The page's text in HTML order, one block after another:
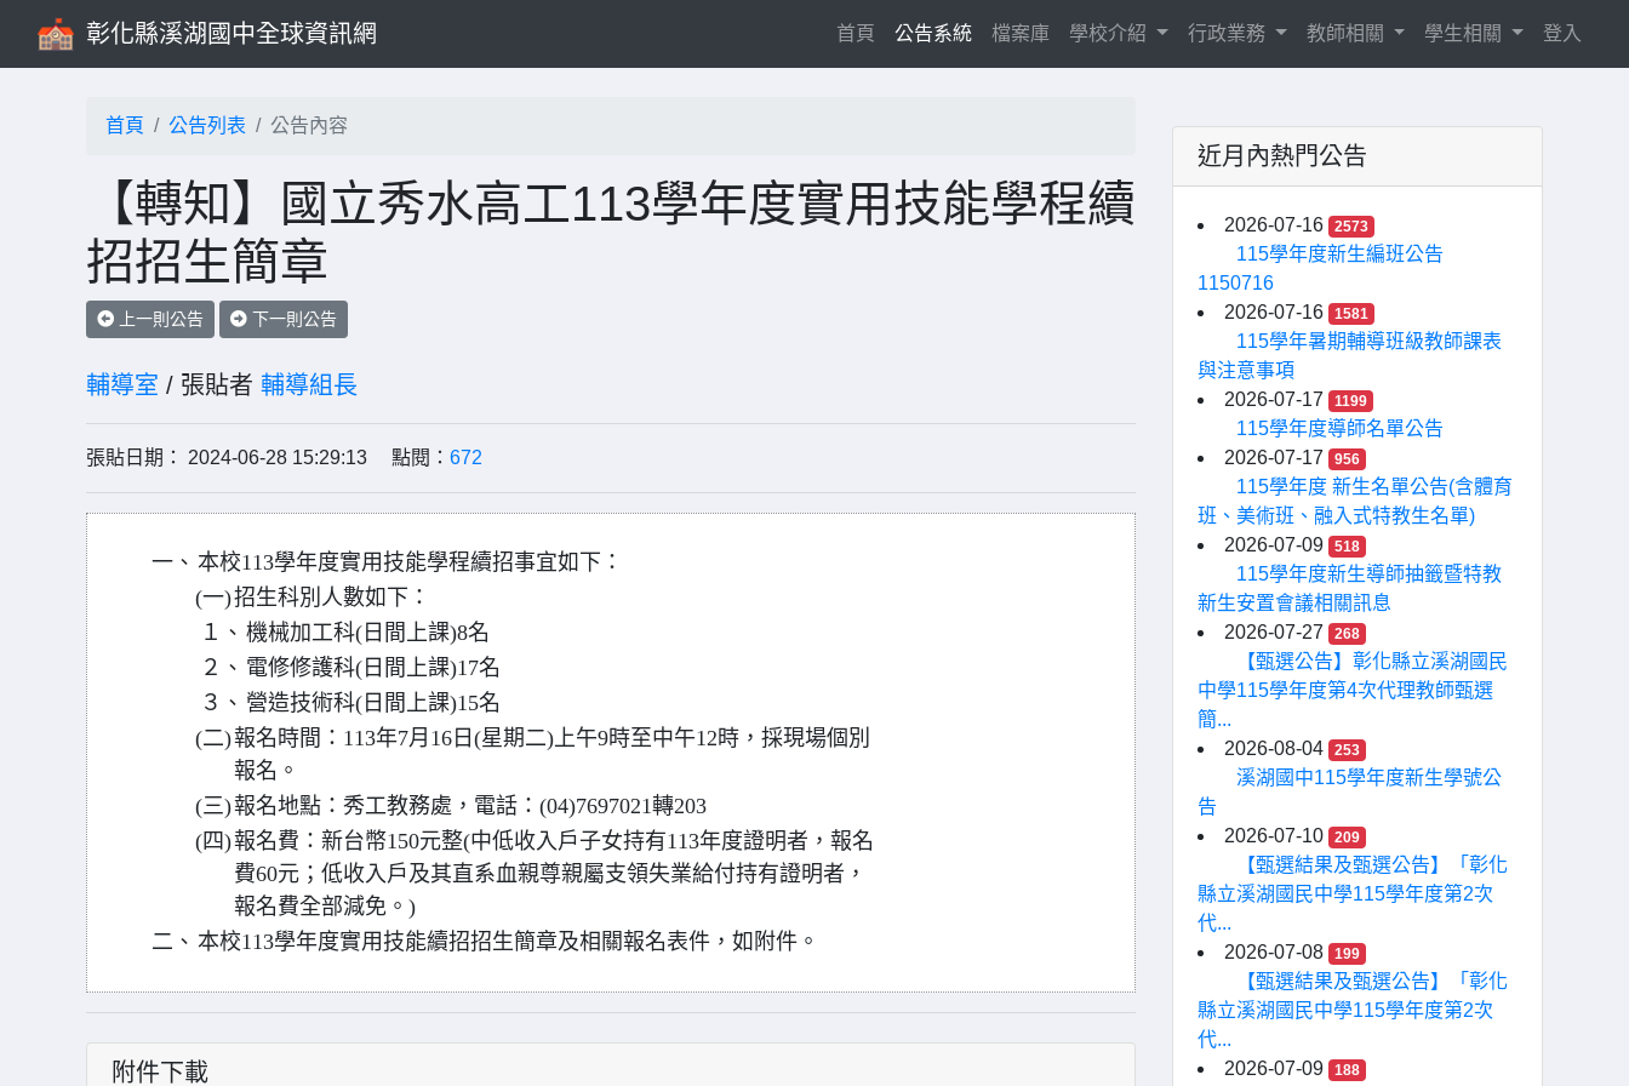
彰化縣溪湖國中全球資訊網 首頁 (current)
公告系統 檔案庫 學校介紹 行政業務 教師相關 學生相關 登入
首頁 公告列表 公告內容
【轉知】國立秀水高工113學年度實用技能學程續
招招生簡章
上一則公告 下一則公告
輔導室 / 張貼者 輔導組長
張貼日期： 2024-06-28 15:29:13 點閱： 672
一、 本校113學年度實用技能學程續招事宜如下：
(一)招生科別人數如下：
１、 機械加工科(日間上課)8名
２、 電修修護科(日間上課)17名
３、 營造技術科(日間上課)15名
(二)報名時間：113年7月16日(星期二)上午9時至中午12時，採現場個別
報名。
(三)報名地點：秀工教務處，電話：(04)7697021轉203
(四)報名費：新台幣150元整(中低收入戶子女持有113年度證明者，報名
費60元；低收入戶及其直系血親尊親屬支領失業給付持有證明者，
報名費全部減免。)
二、 本校113學年度實用技能續招招生簡章及相關報名表件，如附件。
附件下載
近月內熱門公告
2026-07-16 2573
115學年度新生編班公告
1150716
2026-07-16
1581
115學年暑期輔導班級教師課表
與注意事項
2026-07-17
1199
115學年度導師名單公告
2026-07-17
956
115學年度 新生名單公告(含體育
班、美術班、融入式特教生名單)
2026-07-09
518
115學年度新生導師抽籤暨特教
新生安置會議相關訊息
2026-07-27
268
【甄選公告】彰化縣立溪湖國民
中學115學年度第4次代理教師甄選
簡...
2026-08-04
253
溪湖國中115學年度新生學號公
告
2026-07-10
209
【甄選結果及甄選公告】「彰化
縣立溪湖國民中學115學年度第2次
代...
2026-07-08
199
【甄選結果及甄選公告】「彰化
縣立溪湖國民中學115學年度第2次
代...
2026-07-09
188